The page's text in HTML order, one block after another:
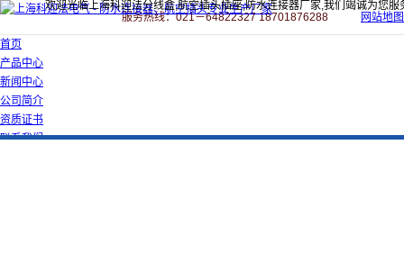
欢迎光临上海科迎法分线盒,航空插头插座,防水连接器厂家,我们竭诚为您服
服务热线：021－64822327 18701876288
网站地图
首页
产品中心
新闻中心
公司简介
资质证书
联系我们